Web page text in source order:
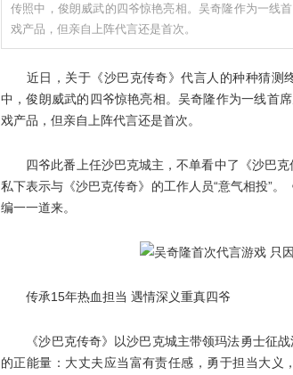
传照中，俊朗威武的四爷惊艳亮相。吴奇隆作为一线
戏产品，但亲自上阵代言还是首次。
近日，关于《沙巴克传奇》代言人的种种猜测
中，俊朗威武的四爷惊艳亮相。吴奇隆作为一线首
戏产品，但亲自上阵代言还是首次。
四爷此番上任沙巴克城主，不单看中了《沙巴克
私下表示与《沙巴克传奇》的工作人员“意气相投”
编一一道来。
传承15年热血担当 遇情深义重真四爷
《沙巴克传奇》以沙巴克城主带领玛法勇士征战
的正能量：大丈夫应当富有责任感，勇于担当大义